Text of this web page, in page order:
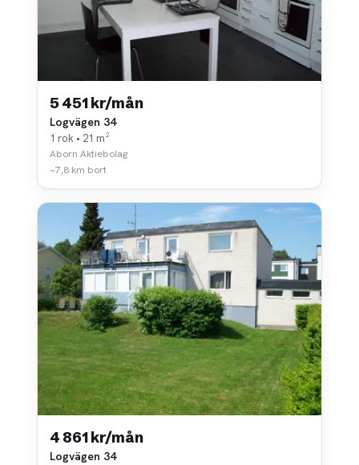
5 451 kr/mån
Logvägen 34
1 rok • 21 m²
Aborn Aktiebolag
~7,8 km bort
4 861 kr/mån
Logvägen 34